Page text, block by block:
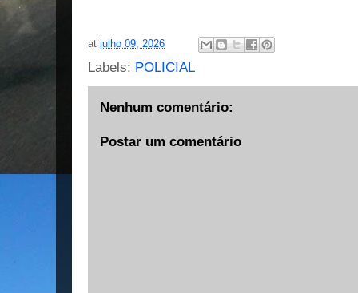
at julho 09, 2026
Labels: POLICIAL
Nenhum comentário:
Postar um comentário